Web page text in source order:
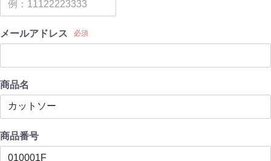
メールアドレス 必須
商品名
商品番号